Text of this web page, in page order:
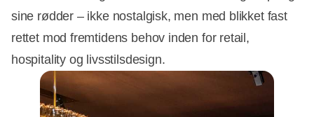
sine rødder – ikke nostalgisk, men med blikket fast
rettet mod fremtidens behov inden for retail,
hospitality og livsstilsdesign.